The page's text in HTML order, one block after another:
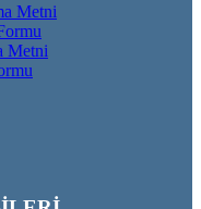
Metni
Metni